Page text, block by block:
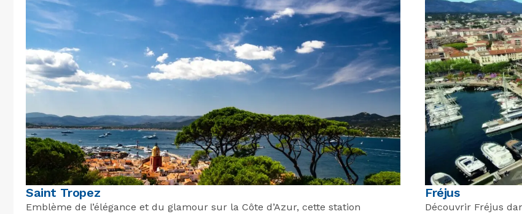
Saint Tropez
Emblème de l’élégance et du glamour sur la Côte d’Azur, cette station
Fréjus
Découvrir Fréjus